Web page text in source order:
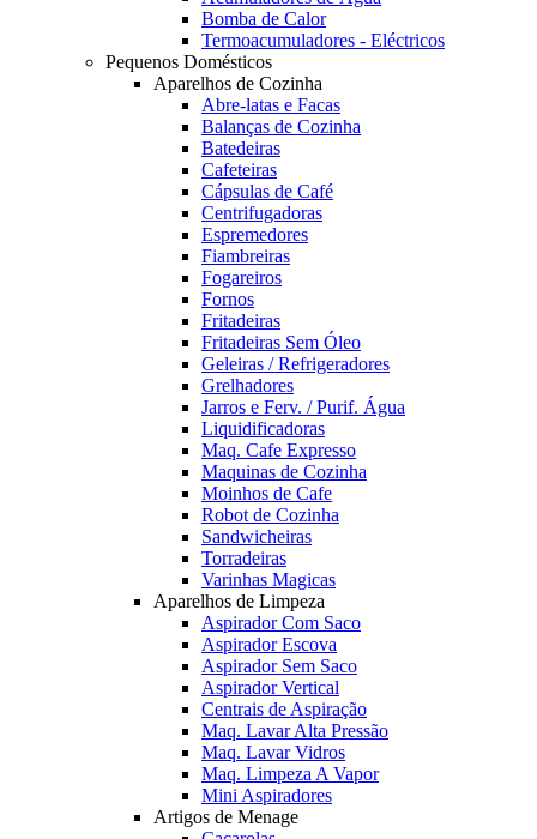
Bomba de Calor
Termoacumuladores - Eléctricos
Pequenos Domésticos
Aparelhos de Cozinha
Abre-latas e Facas
Balanças de Cozinha
Batedeiras
Cafeteiras
Cápsulas de Café
Centrifugadoras
Espremedores
Fiambreiras
Fogareiros
Fornos
Fritadeiras
Fritadeiras Sem Óleo
Geleiras / Refrigeradores
Grelhadores
Jarros e Ferv. / Purif. Água
Liquidificadoras
Maq. Cafe Expresso
Maquinas de Cozinha
Moinhos de Cafe
Robot de Cozinha
Sandwicheiras
Torradeiras
Varinhas Magicas
Aparelhos de Limpeza
Aspirador Com Saco
Aspirador Escova
Aspirador Sem Saco
Aspirador Vertical
Centrais de Aspiração
Maq. Lavar Alta Pressão
Maq. Lavar Vidros
Maq. Limpeza A Vapor
Mini Aspiradores
Artigos de Menage